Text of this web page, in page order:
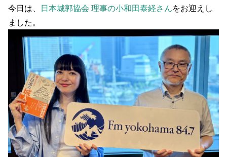
今日は、 日本城郭協会 理事の小和田泰経さんをお迎えし
ました。